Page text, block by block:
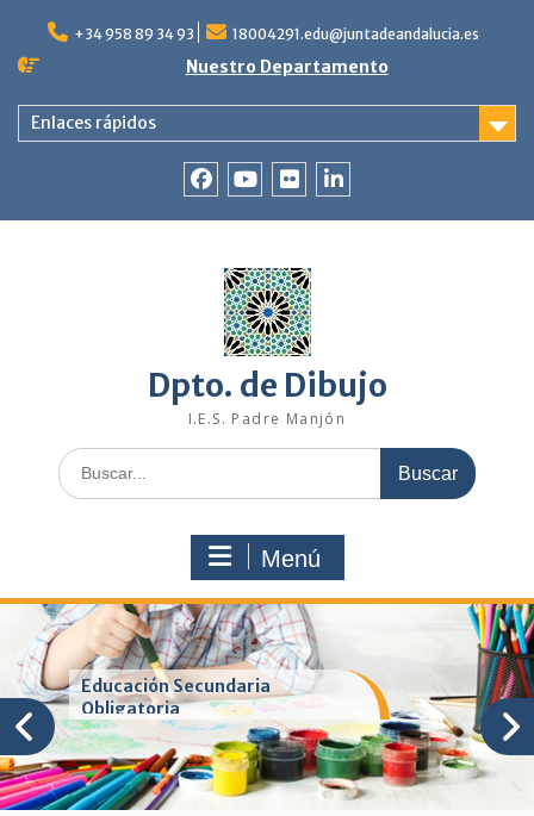
contenido
+34 958 89 34 93 18004291.edu@juntadeandalucia.es
Nuestro Departamento
Enlaces rápidos
Dpto. de Dibujo
I.E.S. Padre Manjón
Buscar:
Menú
Educación Secundaria
Obligatoria